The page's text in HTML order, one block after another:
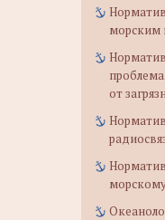
морским
от